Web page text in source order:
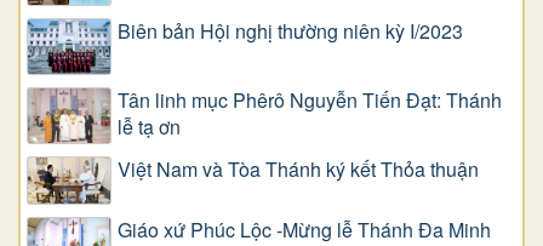
Biên bản Hội nghị thường niên kỳ I/2023
Tân linh mục Phêrô Nguyễn Tiến Đạt: Thánh
lễ tạ ơn
Việt Nam và Tòa Thánh ký kết Thỏa thuận
Giáo xứ Phúc Lộc -Mừng lễ Thánh Đa Minh